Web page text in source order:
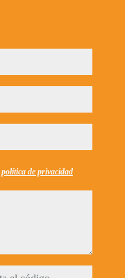
política de privacidad